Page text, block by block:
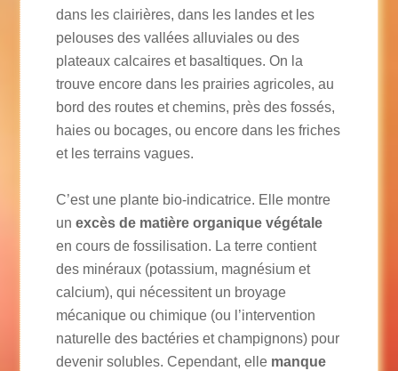
dans les clairières, dans les landes et les
pelouses des vallées alluviales ou des
plateaux calcaires et basaltiques. On la
trouve encore dans les prairies agricoles, au
bord des routes et chemins, près des fossés,
haies ou bocages, ou encore dans les friches
et les terrains vagues.
C’est une plante bio-indicatrice. Elle montre
unexcès de matière organique végétale
en cours de fossilisation. La terre contient
des minéraux (potassium, magnésium et
calcium), qui nécessitent un broyage
mécanique ou chimique (ou l’intervention
naturelle des bactéries et champignons) pour
devenir solubles. Cependant, elle manque